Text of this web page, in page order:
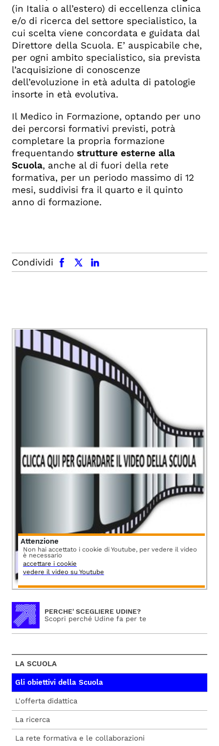
(in Italia o all’estero) di eccellenza clinica
e/o di ricerca del settore specialistico, la
cui scelta viene concordata e guidata dal
Direttore della Scuola. E’ auspicabile che,
per ogni ambito specialistico, sia prevista
l’acquisizione di conoscenze
dell’evoluzione in età adulta di patologie
insorte in età evolutiva.
Il Medico in Formazione, optando per uno
dei percorsi formativi previsti, potrà
completare la propria formazione
frequentando strutture esterne alla
Scuola, anche al di fuori della rete
formativa, per un periodo massimo di 12
mesi, suddivisi fra il quarto e il quinto
anno di formazione.
Condividi
facebook x.com linkedin
Attenzione
Non hai accettato i cookie di Youtube, per vedere il video
è necessario
accettare i cookie
vedere il video su Youtube
PERCHE' SCEGLIERE UDINE?
Scopri perché Udine fa per te
LA SCUOLA
Gli obiettivi della Scuola
L'offerta didattica
La ricerca
La rete formativa e le collaborazioni